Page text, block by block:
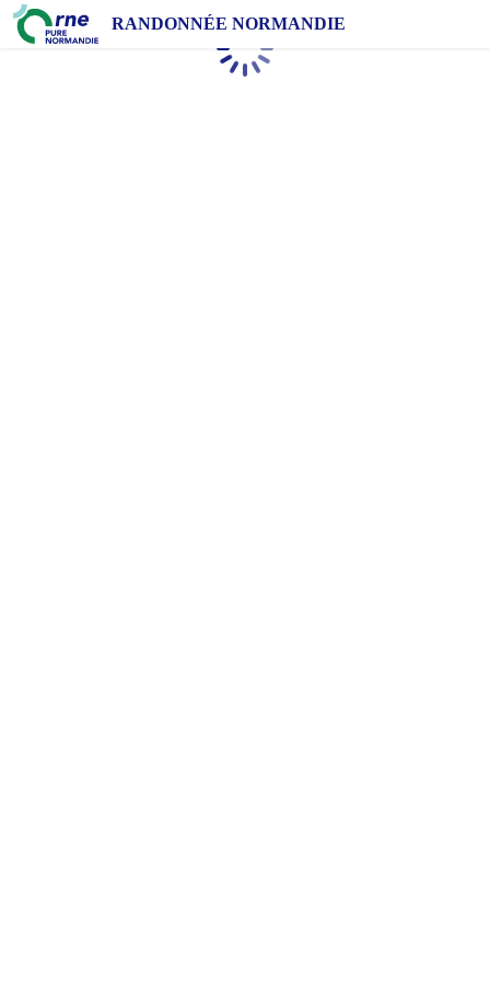
RANDONNÉE NORMANDIE
Chargement